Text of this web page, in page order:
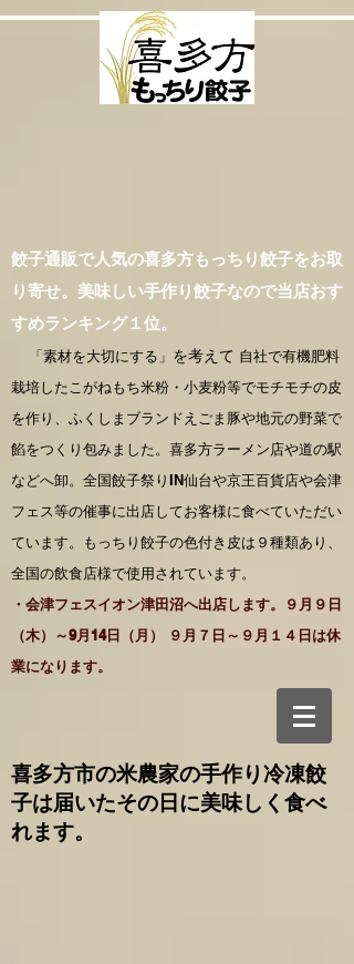
餃子通販で人気の喜多方もっちり餃子をお取
り寄せ。美味しい手作り餃子なので当店おす
すめランキング１位。
「素材を大切にする」 を考えて 自社で有機肥料
栽培したこがねもち米粉・小麦粉等でモチモチの皮
を作り、ふくしまブランドえごま豚や地元の野菜で
餡をつくり包みました。喜多方ラーメン店や道の駅
などへ卸。全国餃子祭りIN仙台や京王百貨店や会津
フェス等の催事に出店してお客様に食べていただい
ています。もっちり餃子の色付き皮は９種類あり、
全国の飲食店様で使用されています。
・会津フェスイオン津田沼へ出店します。９月９日
（木）～9月14日（月） ９月７日～９月１４日は休
業になります。
喜多方市の米農家の手作り冷凍餃
子は届いたその日に美味しく食べ
れます。